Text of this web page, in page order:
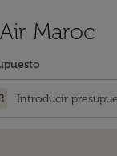
Maroc